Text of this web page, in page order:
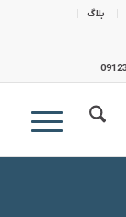
بلاگ